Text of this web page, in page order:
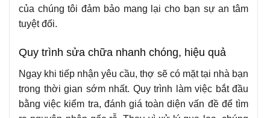
của chúng tôi đảm bảo mang lại cho bạn sự an tâm
tuyệt đối.
Quy trình sửa chữa nhanh chóng, hiệu quả
Ngay khi tiếp nhận yêu cầu, thợ sẽ có mặt tại nhà bạn
trong thời gian sớm nhất. Quy trình làm việc bắt đầu
bằng việc kiểm tra, đánh giá toàn diện vấn đề để tìm